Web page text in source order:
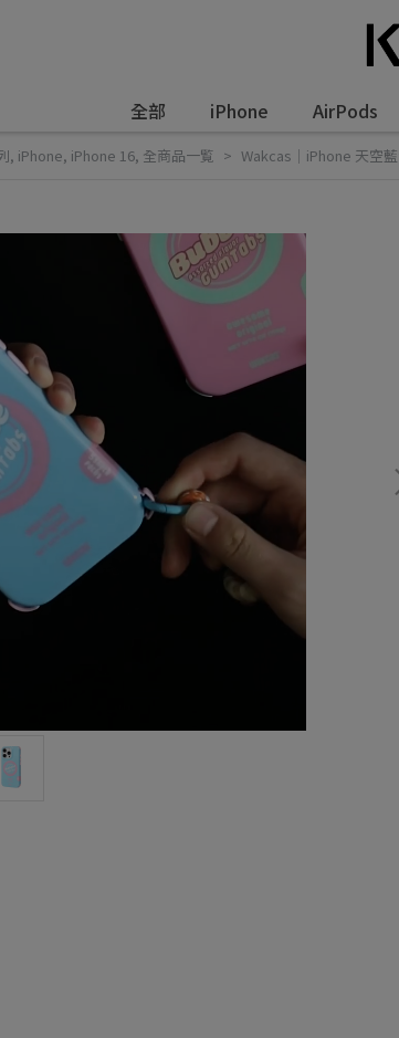
全部 iPhone AirPods
, iPhone, iPhone 16, 全商品一覧 Wakcas｜iPhone 天空